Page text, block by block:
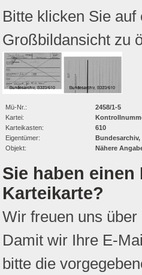
Bitte klicken Sie
Großbildansicht zu
Mü-Nr.:
2458/1-5
Kartei:
Karteikasten:
610
Eigentümer:
Bundesarchiv,
Objekt:
Nähere
Sie haben
Karteikarte?
Wir freuen uns
Damit wir Ihre E-
bitte die